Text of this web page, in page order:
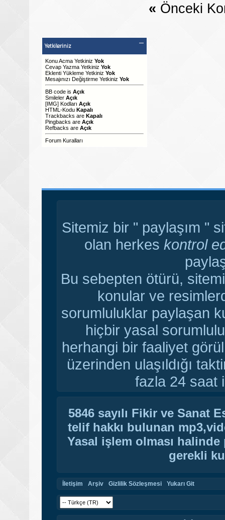
« Önceki
Yetkileriniz
Konu Acma Yetkiniz Yok
Cevap Yazma Yetkiniz Yok
Eklenti Yükleme Yetkiniz Yok
Mesajınızı Değiştirme Yetkiniz Yok
BB code is Açık
Smileler Açık
[IMG] Kodları Açık
HTML-Kodu Kapalı
Trackbacks are Kapalı
Pingbacks are Açık
Refbacks are Açık
Forum Kuralları
Sitemiz bir " paylaşım "
olan herkes kontrol
Bu sebepten ötürü,
konular ve
sorumluluklar paylaşan
hiçbir yasal
herhangi bir faaliyet
üzerinden ulaşıldığı
fazla 24 saat
5846 sayılı Fikir ve Sanat
telif hakkı bulunan
Yasal işlem olması
gerekli
İletişim Arşiv Gizlilik Sözleşmesi Yukarı Git